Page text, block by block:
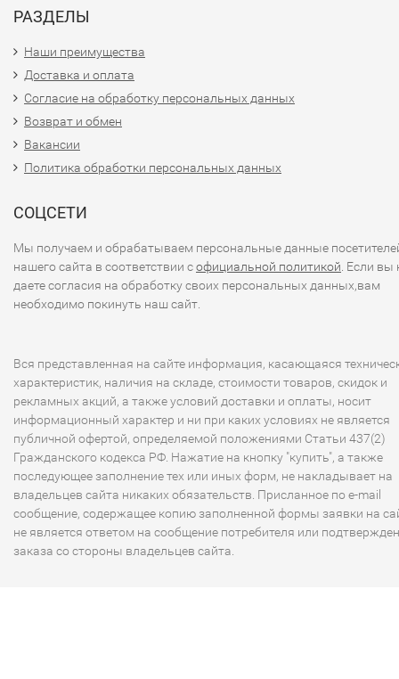
РАЗДЕЛЫ
Наши преимущества
Доставка и оплата
Согласие на обработку персональных данных
Возврат и обмен
Вакансии
Политика обработки персональных данных
СОЦСЕТИ
Мы получаем и обрабатываем персональные данные
нашего сайта в соответствии софициальной политикой . Если вы
даете согласия на обработку своих персональных данных,вам
необходимо покинуть наш сайт.
Вся представленная на сайте информация, касающаяся
характеристик, наличия на складе, стоимости товаров, скидок и
рекламных акций, а также условий доставки и оплаты, носит
информационный характер и ни при каких условиях не является
публичной офертой, определяемой положениями Статьи 437(2)
Гражданского кодекса РФ. Нажатие на кнопку "купить", а также
последующее заполнение тех или иных форм, не накладывает на
владельцев сайта никаких обязательств. Присланное по e-mail
сообщение, содержащее копию заполненной формы заявки на
не является ответом на сообщение потребителя или
заказа со стороны владельцев сайта.